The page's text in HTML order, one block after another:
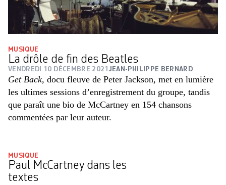
MUSIQUE
La drôle de fin des Beatles
VENDREDI 10 DÉCEMBRE 2021 JEAN-PHILIPPE BERNARD
Get Back, docu fleuve de Peter Jackson, met en lumière
les ultimes sessions d’enregistrement du groupe, tandis
que paraît une bio de McCartney en 154 chansons
commentées par leur auteur.
MUSIQUE
Paul McCartney dans les
textes